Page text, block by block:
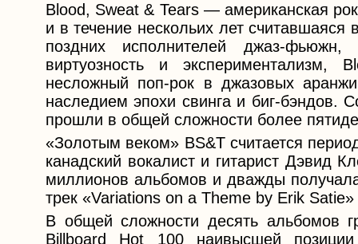
Blood, Sweat & Tears — американская
и в течение нескольих лет
поздних исполнителей джаз-
виртуозность и экспериментализм,
несложный поп-рок в джазовых
наследием эпохи свинга и биг-бэндов.
прошли в общей сложности более
«Золотым веком» BS&T считается
канадский вокалист и гитарист Дэвид
миллионов альбомов и дважды
трек «Variations on a Theme by Erik Satie»
В общей сложности десять альбомов
Billboard Hot 100 наивысшей